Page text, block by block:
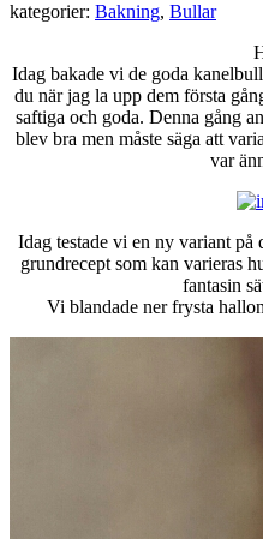
kategorier: Bakning, Bullar
Idag bakade vi de goda
du när jag la upp dem första
saftiga och goda. Denna gång
blev bra men måste säga att
var
Idag testade vi en ny variant på
grundrecept som kan varieras
fantasin
Vi blandade ner frysta